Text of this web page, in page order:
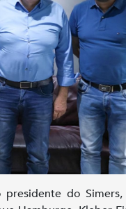
do Simers,